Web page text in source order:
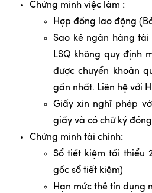
Chứng minh việc làm :
Hợp đồng lao động
Sao kê ngân hàng
LSQ không quy định
được chuyển khoản
gần nhất. Liên hệ với
Giấy xin nghỉ phép
giấy và có chữ ký
Chứng minh tài chính:
Sổ tiết kiệm tối thiểu
gốc sổ tiết kiệm)
Hạn mức thẻ tín dụng